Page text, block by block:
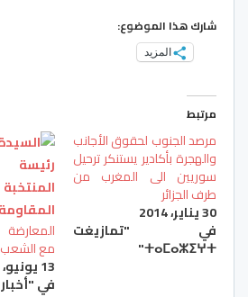
شارك هذا الموضوع:
المزيد
مرتبط
مرصد الجنوب لحقوق الأجانب
والهجرة بأكادير يستنكر ترحيل
سوريين الى المغرب من
طرف الجزائر
30 يناير، 2014
في "تمازيغت
ⵜⴰⵎⴰⵣⵉⵖⵜ"
المعارضة
مع
13 يونيو، 2016
في